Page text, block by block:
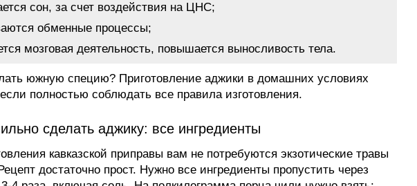
сон, за счет воздействия на ЦНС;
обменные процессы;
мозговая деятельность, повышается выносливость тела.
южную специю? Приготовление аджики в домашних условиях
полностью соблюдать все правила изготовления.
сделать аджику: все ингредиенты
кавказской приправы вам не потребуются экзотические травы
достаточно прост. Нужно все ингредиенты пропустить через